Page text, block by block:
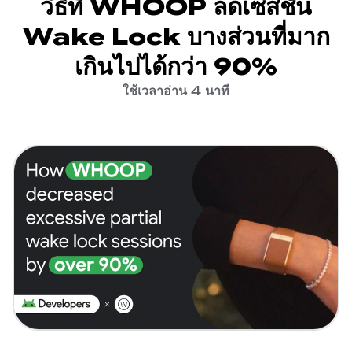
วิธีที่ WHOOP ลดเซสชัน
Wake Lock บางส่วนที่มาก
เกินไปได้กว่า 90%
ใช้เวลาอ่าน 4 นาที